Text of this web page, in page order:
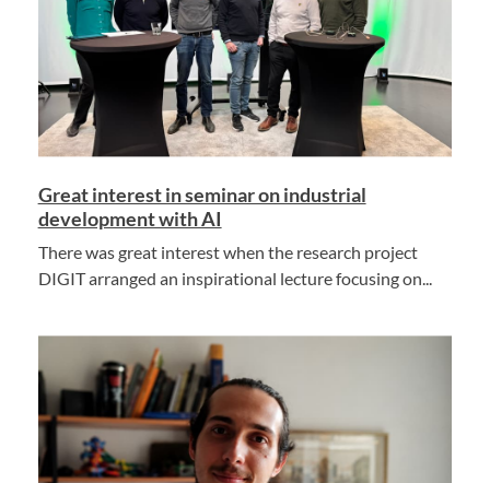
Great interest in seminar on industrial
development with AI
There was great interest when the research project
DIGIT arranged an inspirational lecture focusing on...